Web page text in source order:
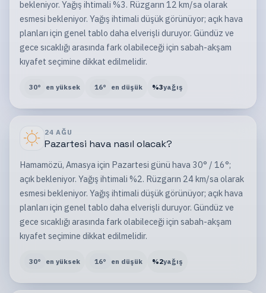
bekleniyor. Yağış ihtimali %3. Rüzgarın 12 km/sa olarak
esmesi bekleniyor. Yağış ihtimali düşük görünüyor; açık hava
planları için genel tablo daha elverişli duruyor. Gündüz ve
gece sıcaklığı arasında fark olabileceği için sabah-akşam
kıyafet seçimine dikkat edilmelidir.
30° en yüksek 16° en düşük %3yağış
24 AĞU
Pazartesi hava nasıl olacak?
Hamamözü, Amasya için Pazartesi günü hava 30° / 16°;
açık bekleniyor. Yağış ihtimali %2. Rüzgarın 24 km/sa olarak
esmesi bekleniyor. Yağış ihtimali düşük görünüyor; açık hava
planları için genel tablo daha elverişli duruyor. Gündüz ve
gece sıcaklığı arasında fark olabileceği için sabah-akşam
kıyafet seçimine dikkat edilmelidir.
30° en yüksek 16° en düşük %2yağış